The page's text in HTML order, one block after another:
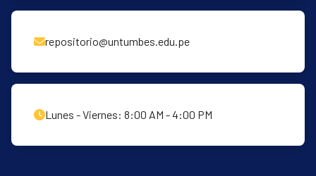
repositorio@untumbes.edu.pe
Lunes - Viernes: 8:00 AM - 4:00 PM